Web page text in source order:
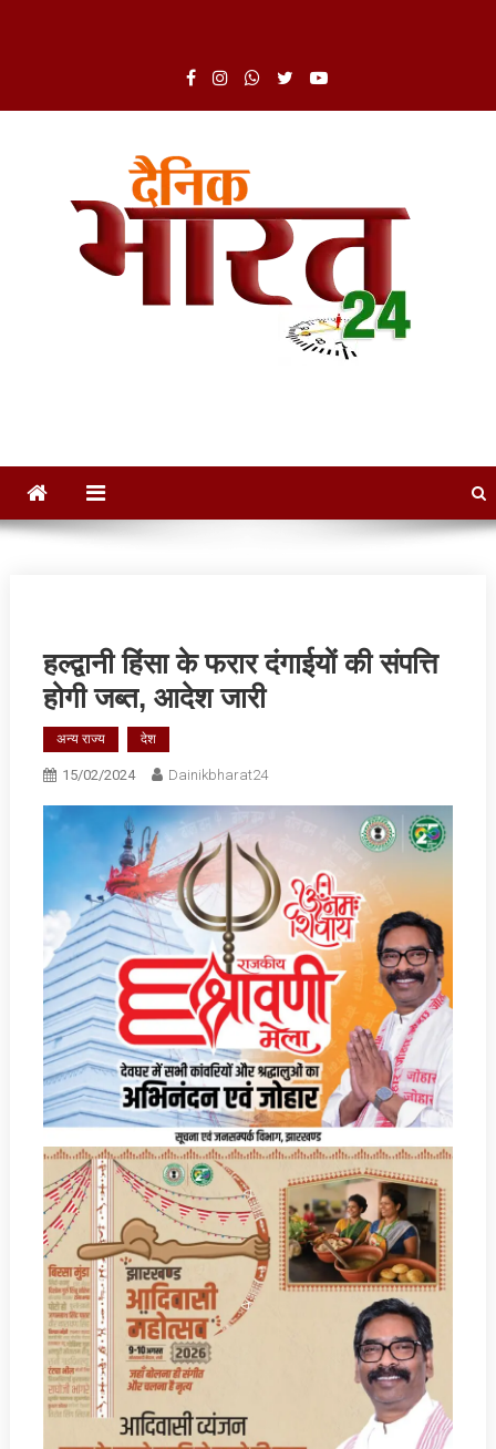
हल्द्वानी हिंसा के फरार दंगाईयों की संपत्ति
होगी जब्‍त, आदेश जारी
अन्य राज्य देश
15/02/2024 Dainikbharat24